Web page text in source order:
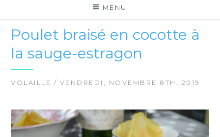
MENU
Poulet braisé en cocotte à
la sauge-estragon
VOLAILLE / VENDREDI, NOVEMBRE 8TH, 2019